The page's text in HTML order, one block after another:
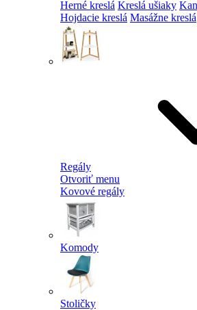
Herné kreslá Kreslá ušiaky
Hojdacie kreslá Masážne kreslá
Regály
Otvoriť menu
Kovové regály
Komody
Stoličky